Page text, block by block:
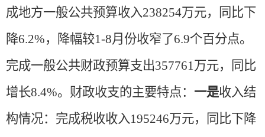
成地方一般公共预算收入238254万元，同比下
降6.2%，降幅较1-8月份收窄了6.9个百分点。
完成一般公共财政预算支出357761万元，同比
增长8.4%。财政收支的主要特点： 一是收入结
构情况： 完成税收收入195246万元，
同比下降